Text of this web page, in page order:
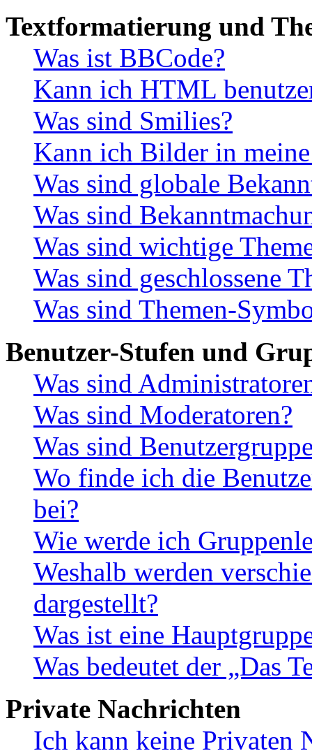
Textformatierung und
Was ist BBCode?
Kann ich HTML
Was sind Smilies?
Kann ich Bilder in
Was sind globale
Was sind
Was sind wichtige
Was sind geschlossene
Was sind Themen-
Benutzer-Stufen und
Was sind
Was sind Moderatoren?
Was sind
Wo finde ich die
bei?
Wie werde ich
Weshalb werden
dargestellt?
Was ist eine
Was bedeutet der „Das
Private Nachrichten
Ich kann keine Privaten